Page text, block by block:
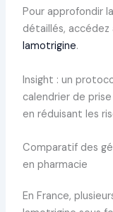
Pour approfondir
détaillés, accédez
lamotrigine.
Insight : un
calendrier de
en réduisant les
Comparatif des
en pharmacie
En France,